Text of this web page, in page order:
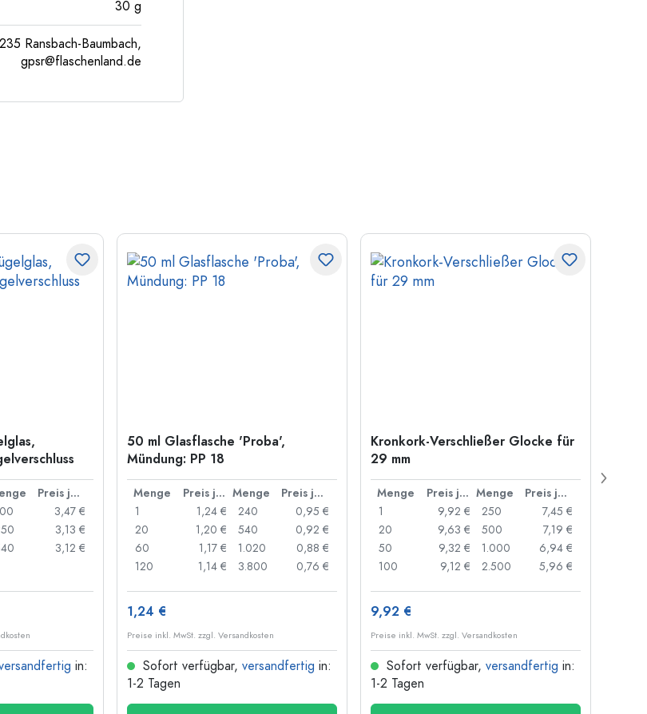
30 g
Ransbach-Baumbach,
gpsr@flaschenland.de
Preis je Stück
3,47 €
3,13 €
3,12 €
in:
50 ml Glasflasche 'Proba',
Mündung: PP 18
Menge Preis je Stück Menge
Preis je Stück
1
1,24 €
20
1,20 €
60
1,17 €
120
1,14 €
240
0,95 €
540
0,92 €
1.020
0,88 €
3.800
0,76 €
1,24 €
Preise inkl. MwSt. zzgl. Versandkosten
Sofort verfügbar, versandfertig in:
1-2 Tagen
Kronkork-Verschließer Glocke für
29 mm
Menge Preis je Stück Menge
Preis je Stück
1
9,92 €
20
9,63 €
50
9,32 €
100
9,12 €
250
7,45 €
500
7,19 €
1.000
6,94 €
2.500
5,96 €
9,92 €
Preise inkl. MwSt. zzgl. Versandkosten
Sofort verfügbar, versandfertig in:
1-2 Tagen